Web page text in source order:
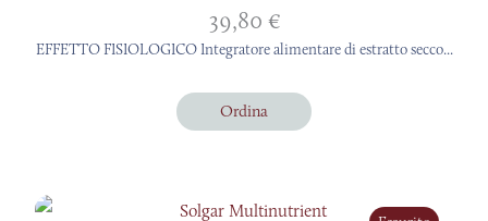
39,80 €
EFFETTO FISIOLOGICO Integratore alimentare di estratto secco...
Ordina